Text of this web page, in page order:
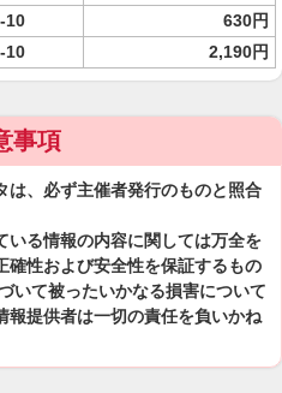
10
630円
10 2,190円
事項
は、必ず主催者発行のものと照合
いる情報の内容に関しては万全を
確性および安全性を保証するもの
いて被ったいかなる損害について
報提供者は一切の責任を負いかね